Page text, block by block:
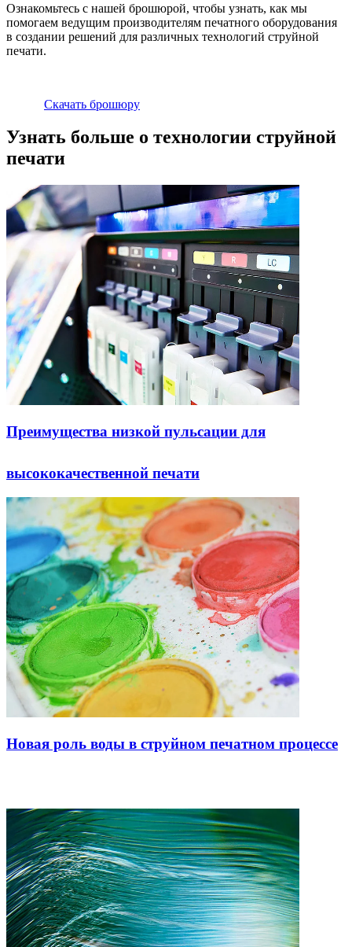
Ознакомьтесь с нашей брошюрой, чтобы узнать, как мы
помогаем ведущим производителям печатного оборудования
в создании решений для различных технологий струйной
печати.
Скачать брошюру
Узнать больше о технологии струйной
печати
Преимущества низкой пульсации для
высококачественной печати
Новая роль воды в струйном печатном процессе